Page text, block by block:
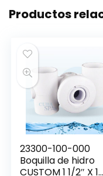
Productos
23300-100-000
Boquilla de hidro
CUSTOM 1 1/2″ X 1